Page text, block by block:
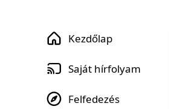
Kezdőlap
Saját hírfolyam
Felfedezés